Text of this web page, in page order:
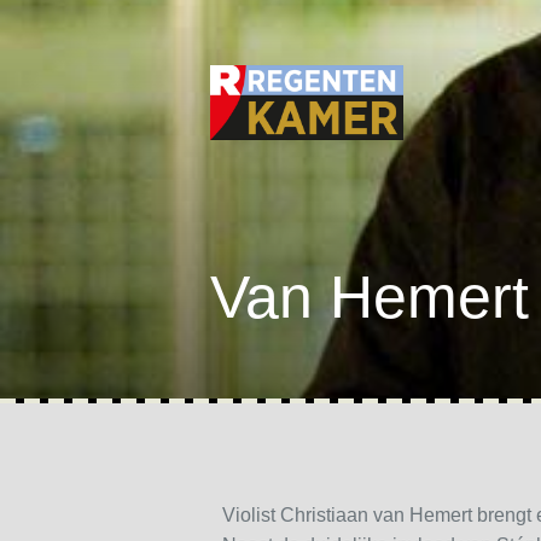
Van
Violist Christiaan van Hemert